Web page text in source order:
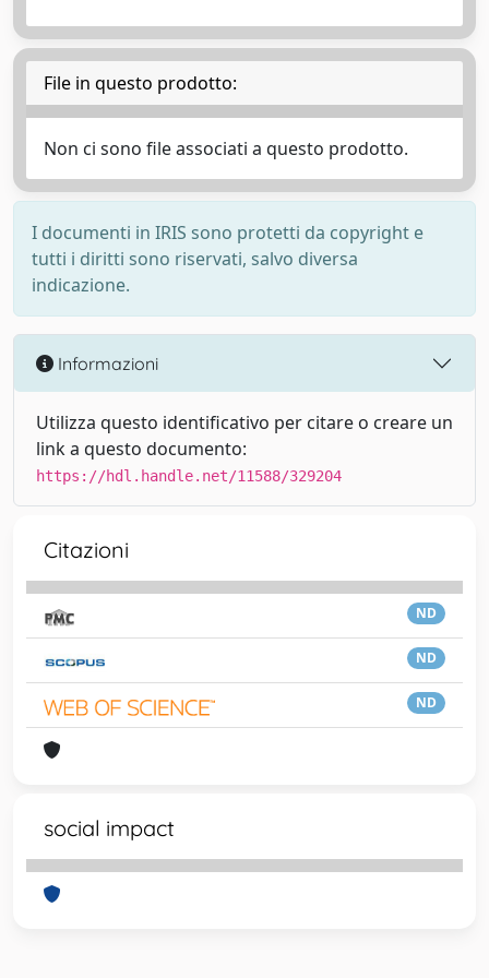
File in questo prodotto:
Non ci sono file associati a questo prodotto.
I documenti in IRIS sono protetti da copyright e
tutti i diritti sono riservati, salvo diversa
indicazione.
Informazioni
Utilizza questo identificativo per citare o creare un
link a questo documento:
https://hdl.handle.net/11588/329204
Citazioni
ND
ND
ND
social impact